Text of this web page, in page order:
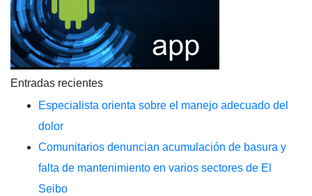
Entradas recientes
Especialista orienta sobre el manejo adecuado del
dolor
Comunitarios denuncian acumulación de basura y
falta de mantenimiento en varios sectores de El
Seibo